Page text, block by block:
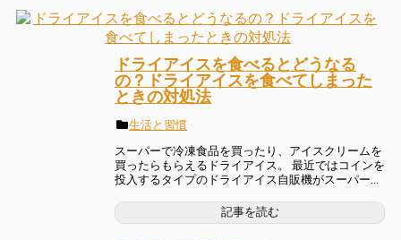
ドライアイスを食べるとどうなる
の？ドライアイスを食べてしまった
ときの対処法
生活と習慣
スーパーで冷凍食品を買ったり、アイスクリームを
買ったらもらえるドライアイス。 最近ではコインを
投入するタイプのドライアイス自販機がスーパー...
記事を読む